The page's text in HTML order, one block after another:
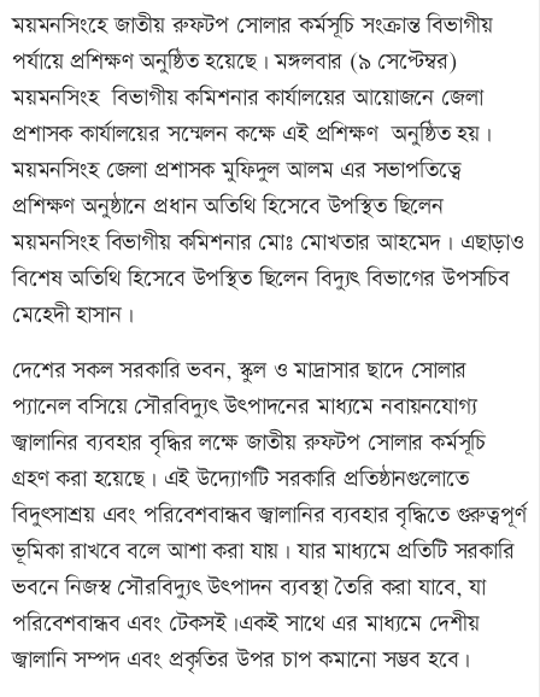
ময়মনসিংহে জাতীয় রুফটপ সোলার কর্মসূচি সংক্রান্ত বিভাগীয়
পর্যায়ে প্রশিক্ষণ অনুষ্ঠিত হয়েছে। মঙ্গলবার (৯ সেপ্টেম্বর)
ময়মনসিংহ বিভাগীয় কমিশনার কার্যালয়ের আয়োজনে জেলা
প্রশাসক কার্যালয়ের সম্মেলন কক্ষে এই প্রশিক্ষণ অনুষ্ঠিত হয়।
ময়মনসিংহ জেলা প্রশাসক মুফিদুল আলম এর সভাপতিত্বে
প্রশিক্ষণ অনুষ্ঠানে প্রধান অতিথি হিসেবে উপস্থিত ছিলেন
ময়মনসিংহ বিভাগীয় কমিশনার মোঃ মোখতার আহমেদ। এছাড়াও
বিশেষ অতিথি হিসেবে উপস্থিত ছিলেন বিদ্যুৎ বিভাগের উপসচিব
মেহেদী হাসান।
দেশের সকল সরকারি ভবন, স্কুল ও মাদ্রাসার ছাদে সোলার
প্যানেল বসিয়ে সৌরবিদ্যুৎ উৎপাদনের মাধ্যমে নবায়নযোগ্য
জ্বালানির ব্যবহার বৃদ্ধির লক্ষে জাতীয় রুফটপ সোলার কর্মসূচি
গ্রহণ করা হয়েছে। এই উদ্যোগটি সরকারি প্রতিষ্ঠানগুলোতে
বিদুৎসাশ্রয় এবং পরিবেশবান্ধব জ্বালানির ব্যবহার বৃদ্ধিতে গুরুত্বপূর্ণ
ভূমিকা রাখবে বলে আশা করা যায়। যার মাধ্যমে প্রতিটি সরকারি
ভবনে নিজস্ব সৌরবিদ্যুৎ উৎপাদন ব্যবস্থা তৈরি করা যাবে, যা
পরিবেশবান্ধব এবং টেকসই।একই সাথে এর মাধ্যমে দেশীয়
জ্বালানি সম্পদ এবং প্রকৃতির উপর চাপ কমানো সম্ভব হবে।